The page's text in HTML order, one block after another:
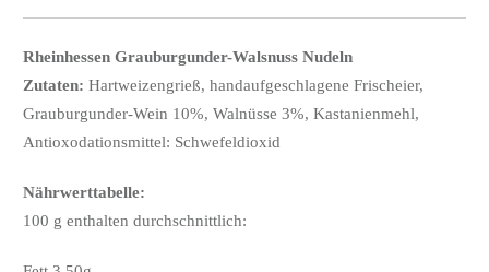
Rheinhessen Grauburgunder-Walsnuss Nudeln
Zutaten: Hartweizengrieß, handaufgeschlagene Frischeier,
Grauburgunder-Wein 10%, Walnüsse 3%, Kastanienmehl,
Antioxodationsmittel: Schwefeldioxid
Nährwerttabelle:
100 g enthalten durchschnittlich: